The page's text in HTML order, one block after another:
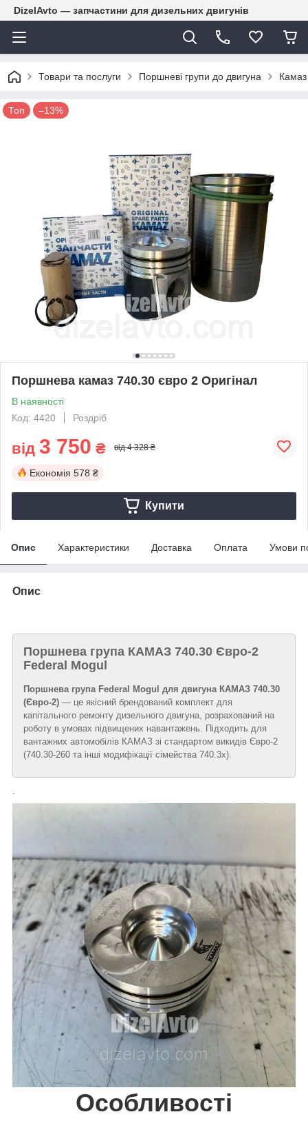
DizelAvto — запчастини для дизельних двигунів
Товари та послуги Поршневі групи до двигуна
Топ –13%
Поршнева камаз 740.30 євро 2 Оригінал
В наявності
Код: 4420
Роздріб
від 3 750 ₴ від 4 328 ₴
Економія 578 ₴
Купити
Опис Характеристики Доставка Оплата Умови
Опис
Поршнева група КАМАЗ 740.30 Євро-2
Federal Mogul
Поршнева група Federal Mogul для двигуна КАМАЗ 740.30
(Євро-2) — це якісний брендований комплект для
капітального ремонту дизельного двигуна, розрахований на
роботу в умовах підвищених навантажень. Підходить для
вантажних автомобілів КАМАЗ зі стандартом викидів Євро-2
(740.30-260 та інші модифікації сімейства 740.3х).
Особливості